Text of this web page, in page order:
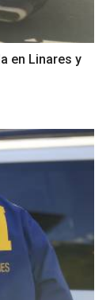
en Linares y